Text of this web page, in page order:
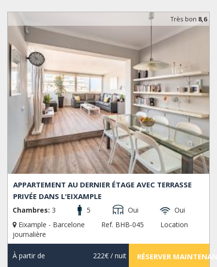
Très bon 8,6
APPARTEMENT AU DERNIER ÉTAGE AVEC TERRASSE
PRIVÉE DANS L'EIXAMPLE
Chambres: 3 5 Oui
Oui
Eixample - Barcelone
Ref. BHB-045
Location
journalière
À partir de 222€/ nuit RÉSERVER